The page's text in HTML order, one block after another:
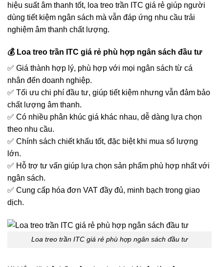
hiệu suất âm thanh tốt, loa treo trần ITC giá rẻ giúp người
dùng tiết kiệm ngân sách mà vẫn đáp ứng nhu cầu trải
nghiệm âm thanh chất lượng.
💰 Loa treo trần ITC giá rẻ phù hợp ngân sách đầu tư
✅ Giá thành hợp lý, phù hợp với mọi ngân sách từ cá
nhân đến doanh nghiệp.
✅ Tối ưu chi phí đầu tư, giúp tiết kiệm nhưng vẫn đảm bảo
chất lượng âm thanh.
✅ Có nhiều phân khúc giá khác nhau, dễ dàng lựa chọn
theo nhu cầu.
✅ Chính sách chiết khấu tốt, đặc biệt khi mua số lượng
lớn.
✅ Hỗ trợ tư vấn giúp lựa chọn sản phẩm phù hợp nhất với
ngân sách.
✅ Cung cấp hóa đơn VAT đầy đủ, minh bạch trong giao
dịch.
Loa treo trần ITC giá rẻ phù hợp ngân sách đầu tư